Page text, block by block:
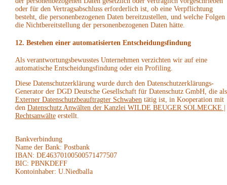
oder für den Vertragsabschluss erforderlich ist, ob eine Verpflichtung
besteht, die personenbezogenen Daten bereitzustellen, und welche Folgen
die Nichtbereitstellung der personenbezogenen Daten hätte.
12. Bestehen einer automatisierten Entscheidungsfindung
Als verantwortungsbewusstes Unternehmen verzichten wir auf eine
automatische Entscheidungsfindung oder ein Profiling.
Diese Datenschutzerklärung wurde durch den Datenschutzerklärungs-
Generator der DGD Deutsche Gesellschaft für Datenschutz GmbH, die als
Externer Datenschutzbeauftragter Schwabentätig ist, in Kooperation mit
den Datenschutz Anwälten der Kanzlei WILDE BEUGER SOLMECKE |
Rechtsanwälteerstellt.
Bankverbindung
Name der Bank: Postbank
IBAN: DE46370100500571477507
BIC: PBNKDEFF
Kontoinhaber: U.Niedballa